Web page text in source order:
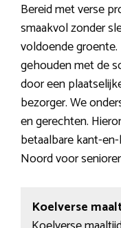
Bereid met verse
smaakvol zonder
voldoende
gehouden met de
door een
bezorger. We
en gerechten.
betaalbare kant-
Noord voor
Koelverse